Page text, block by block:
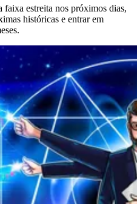
faixa estreita nos próximos dias,
históricas e entrar em